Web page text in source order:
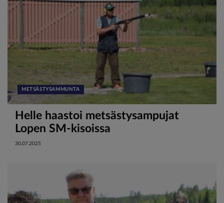
METSÄSTYSAMMUNTA
Helle haastoi metsästysampujat
Lopen SM-kisoissa
30.07.2025